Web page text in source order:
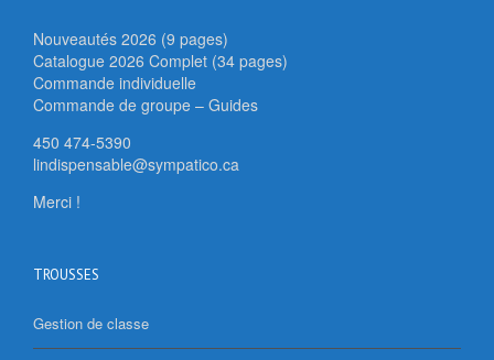
Nouveautés 2026 (9 pages)
Catalogue 2026 Complet (34 pages)
Commande individuelle
Commande de groupe – Guides
450 474-5390
lindispensable@sympatico.ca
Merci !
TROUSSES
Gestion de classe